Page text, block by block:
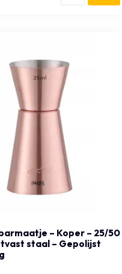
– Koper – 25/50
staal – Gepolijst